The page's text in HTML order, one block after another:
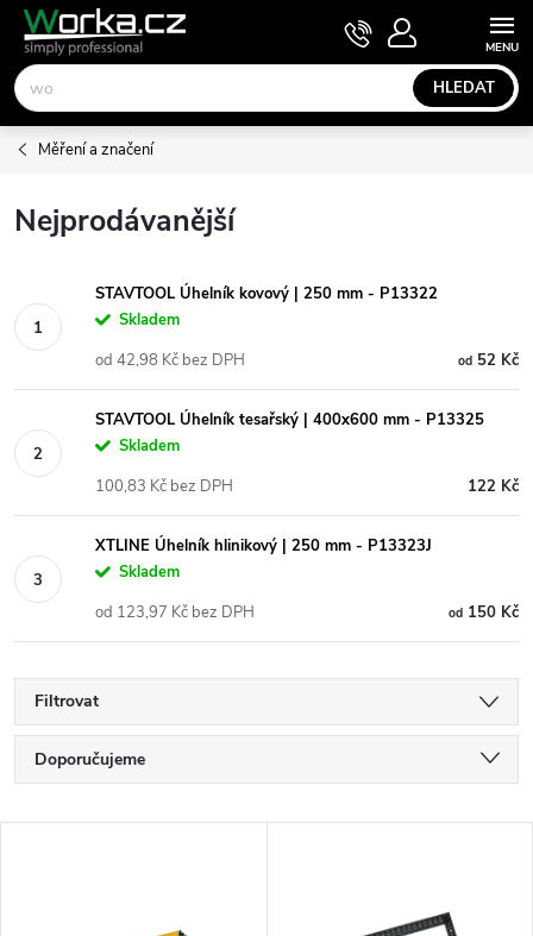
Přejít
obsah
HLEDAT
NÁKUPNÍ
KOŠÍK
Měření a značení
Nejprodávanější
STAVTOOL Úhelník kovový | 250 mm - P13322
Skladem
od52 Kč
od 42,98 Kč bez DPH
STAVTOOL Úhelník tesařský | 400x600 mm - P13325
Skladem
122 Kč
100,83 Kč bez DPH
XTLINE Úhelník hlinikový | 250 mm - P13323J
Skladem
od150 Kč
od 123,97 Kč bez DPH
Filtrovat
Ř
a
Doporučujeme